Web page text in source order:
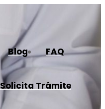
Blog FAQ
Solicita Trámite